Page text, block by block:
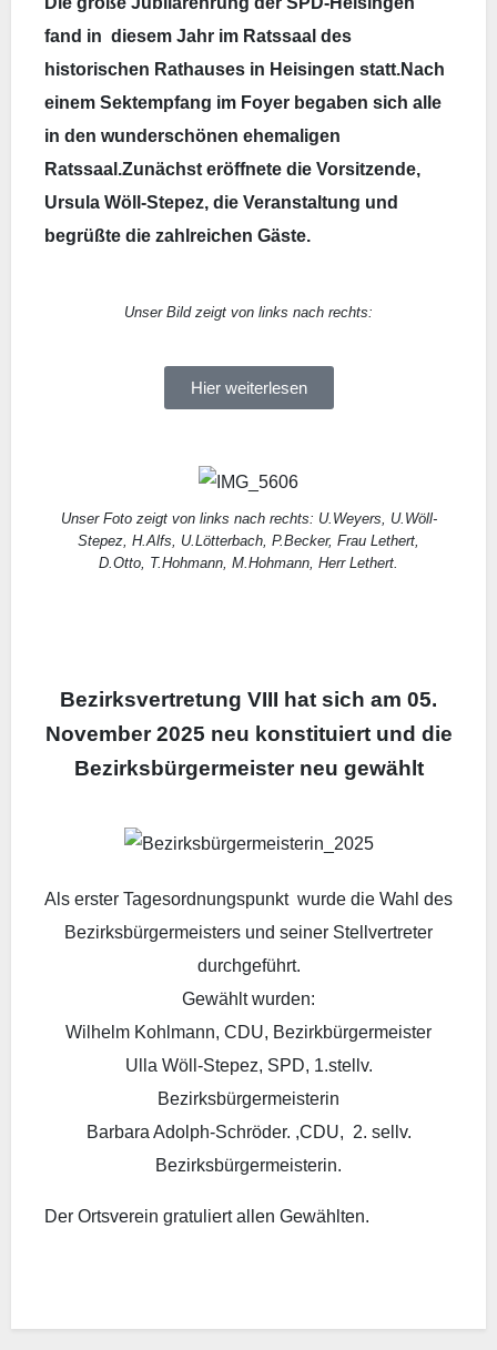
fand in diesem Jahr im Ratssaal des
historischen Rathauses in Heisingen statt.Nach
einem Sektempfang im Foyer begaben sich alle
in den wunderschönen ehemaligen
Ratssaal.Zunächst eröffnete die Vorsitzende,
Ursula Wöll-Stepez, die Veranstaltung und
begrüßte die zahlreichen Gäste.
Unser Bild zeigt von links nach rechts:
Hier weiterlesen
Unser Foto zeigt von links nach rechts: U.Weyers, U.Wöll-
Stepez, H.Alfs, U.Lötterbach, P.Becker, Frau Lethert,
D.Otto, T.Hohmann, M.Hohmann, Herr Lethert.
Bezirksvertretung VIII hat sich am 05.
November 2025 neu konstituiert und die
Bezirksbürgermeister neu gewählt
Als erster Tagesordnungspunkt wurde die Wahl des
Bezirksbürgermeisters und seiner Stellvertreter
durchgeführt.
Gewählt wurden:
Wilhelm Kohlmann, CDU, Bezirkbürgermeister
Ulla Wöll-Stepez, SPD, 1.stellv.
Bezirksbürgermeisterin
Barbara Adolph-Schröder. ,CDU, 2. sellv.
Bezirksbürgermeisterin.
Der Ortsverein gratuliert allen Gewählten.